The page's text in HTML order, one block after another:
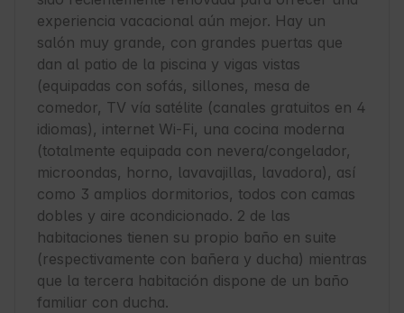
experiencia vacacional aún mejor. Hay un
salón muy grande, con grandes puertas que
dan al patio de la piscina y vigas vistas
(equipadas con sofás, sillones, mesa de
comedor, TV vía satélite (canales gratuitos en 4
idiomas), internet Wi-Fi, una cocina moderna
(totalmente equipada con nevera/congelador,
microondas, horno, lavavajillas, lavadora), así
como 3 amplios dormitorios, todos con camas
dobles y aire acondicionado. 2 de las
habitaciones tienen su propio baño en suite
(respectivamente con bañera y ducha) mientras
que la tercera habitación dispone de un baño
familiar con ducha.